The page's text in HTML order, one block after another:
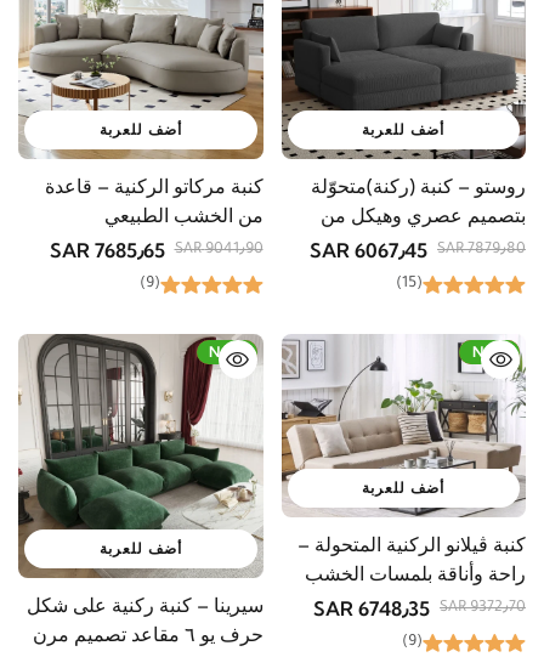
أضف للعربة
روستو – كنبة (ركنة)متحوّلة
بتصميم عصري وهيكل من
الخشب الطبيعي
7879٫80 SAR 6067٫45 SAR
(15)
أضف للعربة
كنبة مركاتو الركنية – قاعدة
من الخشب الطبيعي
9041٫90 SAR 7685٫65 SAR
(9)
-28%
New
أضف للعربة
كنبة ڤيلانو الركنية المتحولة –
راحة وأناقة بلمسات الخشب
الطبيعي
9372٫70 SAR 6748٫35 SAR
(9)
-34%
New
أضف للعربة
سيرينا – كنبة ركنية على شكل
حرف يو ٦ مقاعد تصميم مرن